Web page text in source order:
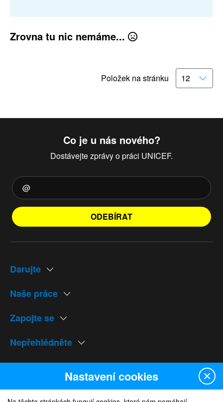
Zrovna tu nic nemáme...
Položek na stránku
Co je u nás nového?
Dostávejte zprávy o práci UNICEF.
ODEBÍRAT
Darujte
Naše práce
Zapojte se
Nepřehlédněte
Naše weby
Nastavení cookies